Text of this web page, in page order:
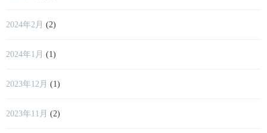
2024年2月 (2)
2024年1月 (1)
2023年12月 (1)
2023年11月 (2)